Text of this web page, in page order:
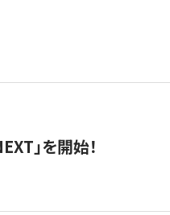
」を開始！